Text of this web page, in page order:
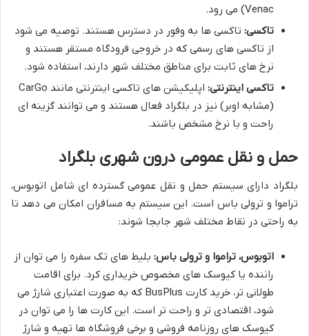
Venac) می رود.
تاکسی: تاکسی ها به وفور در دسترس هستند. توصیه می شود
از تاکسی های رسمی که در خروجی فرودگاه مستقر هستند و
نرخ های ثابت برای مناطق مختلف شهر دارند، استفاده شود.
تاکسی اینترنتی:
اپلیکیشن های تاکسی اینترنتی مانند CarGo
(مشابه اوبر) نیز در بلگراد فعال هستند و می توانند گزینه ای
راحت و با نرخ مشخص باشند.
حمل و نقل عمومی درون شهری بلگراد
بلگراد دارای سیستم حمل و نقل عمومی گسترده ای شامل اتوبوس،
تراموا و ترولی باس است. این سیستم به مسافران امکان می دهد تا
به راحتی در نقاط مختلف شهر جابجا شوند:
اتوبوس، تراموا و ترولی باس: بلیط های تک سفره را می توان از
راننده یا کیوسک های مخصوص خریداری کرد. برای اقامت
طولانی تر، خرید کارت BusPlus که به صورت اعتباری شارژ می
شود، اقتصادی تر و راحت تر است. این کارت ها را می توان در
کیوسک های روزنامه فروشی و برخی فروشگاه ها تهیه و شارژ